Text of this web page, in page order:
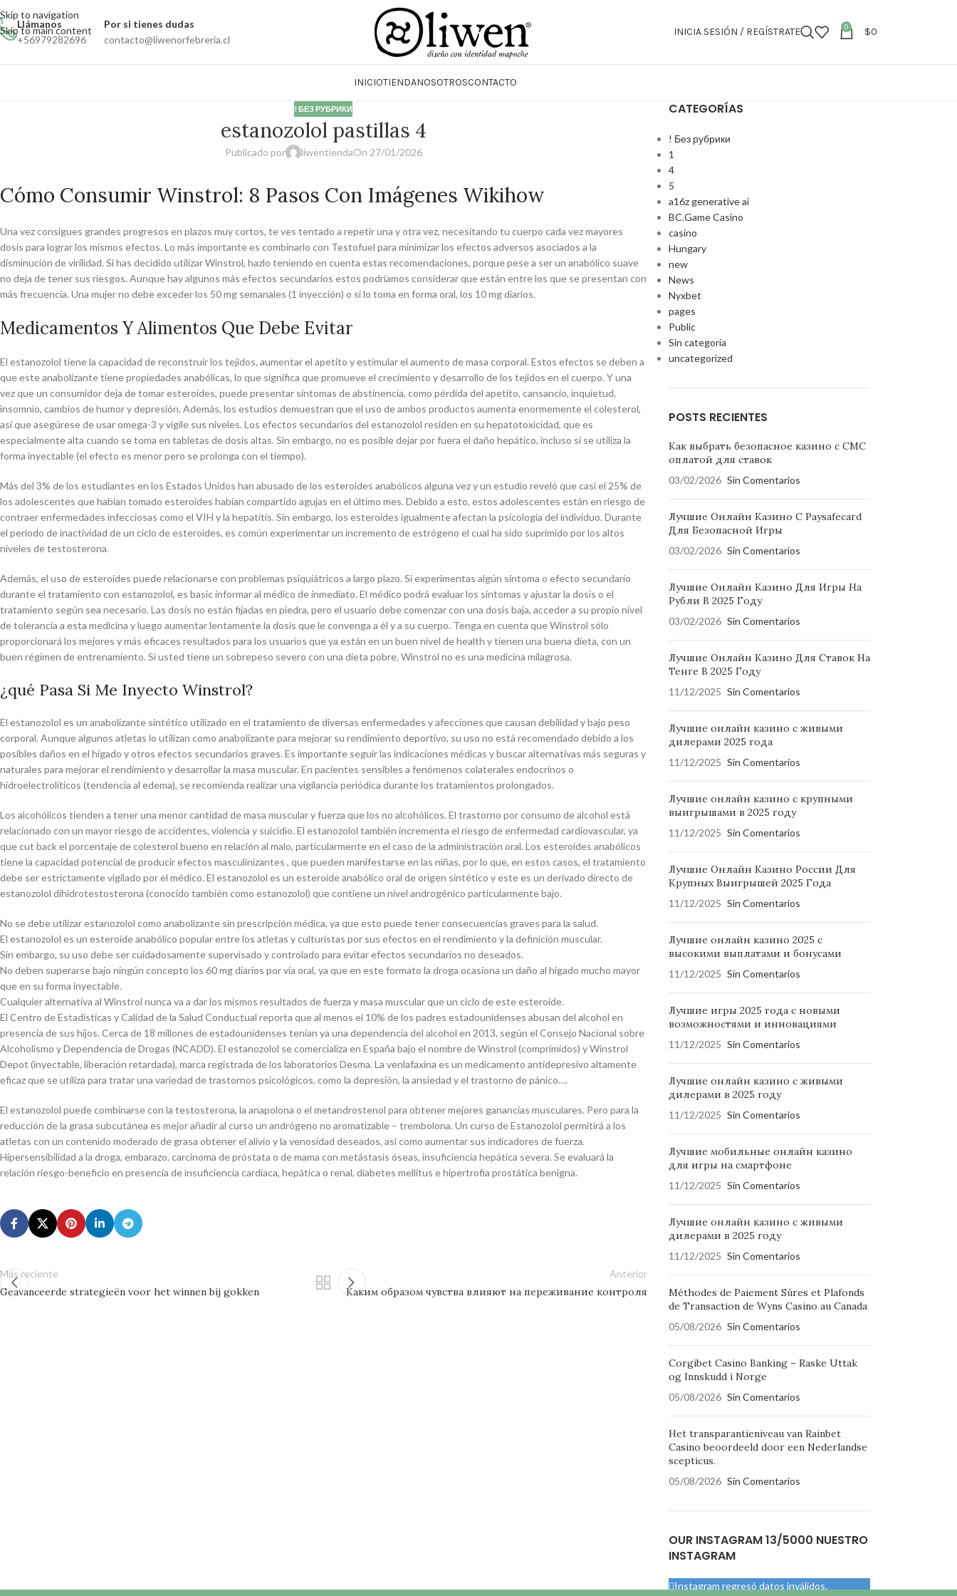
Skip to navigation
Skip to main content
Llámanos
+56979282696
Por si tienes dudas
contacto@liwenorfebreria.cl
INICIA SESIÓN / REGÍSTRATE 0 $0
INICIOTIENDANOSOTROSCONTACTO
! БЕЗ РУБРИКИ
estanozolol pastillas 4
Publicado por liwentiendaOn 27/01/2026
Cómo Consumir Winstrol: 8 Pasos Con Imágenes Wikihow
Una vez consigues grandes progresos en plazos muy cortos, te ves tentado a repetir una y otra vez, necesitando tu cuerpo cada vez mayores
dosis para lograr los mismos efectos. Lo más importante es combinarlo con Testofuel para minimizar los efectos adversos asociados a la
disminución de virilidad. Si has decidido utilizar Winstrol, hazlo teniendo en cuenta estas recomendaciones, porque pese a ser un anabólico suave
no deja de tener sus riesgos. Aunque hay algunos más efectos secundarios estos podríamos considerar que están entre los que se presentan con
más frecuencia. Una mujer no debe exceder los 50 mg semanales (1 inyección) o si lo toma en forma oral, los 10 mg diarios.
Medicamentos Y Alimentos Que Debe Evitar
El estanozolol tiene la capacidad de reconstruir los tejidos, aumentar el apetito y estimular el aumento de masa corporal. Estos efectos se deben a
que este anabolizante tiene propiedades anabólicas, lo que significa que promueve el crecimiento y desarrollo de los tejidos en el cuerpo. Y una
vez que un consumidor deja de tomar esteroides, puede presentar síntomas de abstinencia, como pérdida del apetito, cansancio, inquietud,
insomnio, cambios de humor y depresión. Además, los estudios demuestran que el uso de ambos productos aumenta enormemente el colesterol,
así que asegúrese de usar omega-3 y vigile sus niveles. Los efectos secundarios del estanozolol residen en su hepatotoxicidad, que es
especialmente alta cuando se toma en tabletas de dosis altas. Sin embargo, no es posible dejar por fuera el daño hepático, incluso si se utiliza la
forma inyectable (el efecto es menor pero se prolonga con el tiempo).
Más del 3% de los estudiantes en los Estados Unidos han abusado de los esteroides anabólicos alguna vez y un estudio reveló que casi el 25% de
los adolescentes que habían tomado esteroides habían compartido agujas en el último mes. Debido a esto, estos adolescentes están en riesgo de
contraer enfermedades infecciosas como el VIH y la hepatitis. Sin embargo, los esteroides igualmente afectan la psicología del individuo. Durante
el período de inactividad de un ciclo de esteroides, es común experimentar un incremento de estrógeno el cual ha sido suprimido por los altos
niveles de testosterona.
Además, el uso de esteroides puede relacionarse con problemas psiquiátricos a largo plazo. Si experimentas algún síntoma o efecto secundario
durante el tratamiento con estanozolol, es basic informar al médico de inmediato. El médico podrá evaluar los síntomas y ajustar la dosis o el
tratamiento según sea necesario. Las dosis no están fijadas en piedra, pero el usuario debe comenzar con una dosis baja, acceder a su propio nivel
de tolerancia a esta medicina y luego aumentar lentamente la dosis que le convenga a él y a su cuerpo. Tenga en cuenta que Winstrol sólo
proporcionará los mejores y más eficaces resultados para los usuarios que ya están en un buen nivel de health y tienen una buena dieta, con un
buen régimen de entrenamiento. Si usted tiene un sobrepeso severo con una dieta pobre, Winstrol no es una medicina milagrosa.
¿qué Pasa Si Me Inyecto Winstrol?
El estanozolol es un anabolizante sintético utilizado en el tratamiento de diversas enfermedades y afecciones que causan debilidad y bajo peso
corporal. Aunque algunos atletas lo utilizan como anabolizante para mejorar su rendimiento deportivo, su uso no está recomendado debido a los
posibles daños en el hígado y otros efectos secundarios graves. Es importante seguir las indicaciones médicas y buscar alternativas más seguras y
naturales para mejorar el rendimiento y desarrollar la masa muscular. En pacientes sensibles a fenómenos colaterales endocrinos o
hidroelectrolíticos (tendencia al edema), se recomienda realizar una vigilancia periódica durante los tratamientos prolongados.
Los alcohólicos tienden a tener una menor cantidad de masa muscular y fuerza que los no alcohólicos. El trastorno por consumo de alcohol está
relacionado con un mayor riesgo de accidentes, violencia y suicidio. El estanozolol también incrementa el riesgo de enfermedad cardiovascular, ya
que cut back el porcentaje de colesterol bueno en relación al malo, particularmente en el caso de la administración oral. Los esteroides anabólicos
tiene la capacidad potencial de producir efectos masculinizantes , que pueden manifestarse en las niñas, por lo que, en estos casos, el tratamiento
debe ser estrictamente vigilado por el médico. El estanozolol es un esteroide anabólico oral de origen sintético y este es un derivado directo de
estanozolol dihidrotestosterona (conocido también como estanozolol) que contiene un nivel androgénico particularmente bajo.
No se debe utilizar estanozolol como anabolizante sin prescripción médica, ya que esto puede tener consecuencias graves para la salud.
El estanozolol es un esteroide anabólico popular entre los atletas y culturistas por sus efectos en el rendimiento y la definición muscular.
Sin embargo, su uso debe ser cuidadosamente supervisado y controlado para evitar efectos secundarios no deseados.
No deben superarse bajo ningún concepto los 60 mg diarios por vía oral, ya que en este formato la droga ocasiona un daño al hígado mucho mayor
que en su forma inyectable.
Cualquier alternativa al Winstrol nunca va a dar los mismos resultados de fuerza y masa muscular que un ciclo de este esteroide.
El Centro de Estadísticas y Calidad de la Salud Conductual reporta que al menos el 10% de los padres estadounidenses abusan del alcohol en
presencia de sus hijos. Cerca de 18 millones de estadounidenses tenían ya una dependencia del alcohol en 2013, según el Consejo Nacional sobre
Alcoholismo y Dependencia de Drogas (NCADD). El estanozolol se comercializa en España bajo el nombre de Winstrol (comprimidos) y Winstrol
Depot (inyectable, liberación retardada), marca registrada de los laboratorios Desma. La venlafaxina es un medicamento antidepresivo altamente
eficaz que se utiliza para tratar una variedad de trastornos psicológicos, como la depresión, la ansiedad y el trastorno de pánico….
El estanozolol puede combinarse con la testosterona, la anapolona o el metandrostenol para obtener mejores ganancias musculares. Pero para la
reducción de la grasa subcutánea es mejor añadir al curso un andrógeno no aromatizable – trembolona. Un curso de Estanozolol permitirá a los
atletas con un contenido moderado de grasa obtener el alivio y la venosidad deseados, así como aumentar sus indicadores de fuerza.
Hipersensibilidad a la droga, embarazo, carcinoma de próstata o de mama con metástasis óseas, insuficiencia hepática severa. Se evaluará la
relación riesgo-beneficio en presencia de insuficiencia cardíaca, hepática o renal, diabetes mellitus e hipertrofia prostática benigna.
Más reciente
Geavanceerde strategieën voor het winnen bij gokken
Anterior
Каким образом чувства влияют на переживание контроля
CATEGORÍAS
! Без рубрики
1
4
5
a16z generative ai
BC.Game Casino
casino
Hungary
new
News
Nyxbet
pages
Public
Sin categoría
uncategorized
POSTS RECIENTES
Как выбрать безопасное казино с СМС
оплатой для ставок
03/02/2026 Sin Comentarios
Лучшие Онлайн Казино С Paysafecard
Для Безопасной Игры
03/02/2026 Sin Comentarios
Лучшие Онлайн Казино Для Игры На
Рубли В 2025 Году
03/02/2026 Sin Comentarios
Лучшие Онлайн Казино Для Ставок На
Тенге В 2025 Году
11/12/2025 Sin Comentarios
Лучшие онлайн казино с живыми
дилерами 2025 года
11/12/2025 Sin Comentarios
Лучшие онлайн казино с крупными
выигрышами в 2025 году
11/12/2025 Sin Comentarios
Лучшие Онлайн Казино России Для
Крупных Выигрышей 2025 Года
11/12/2025 Sin Comentarios
Лучшие онлайн казино 2025 с
высокими выплатами и бонусами
11/12/2025 Sin Comentarios
Лучшие игры 2025 года с новыми
возможностями и инновациями
11/12/2025 Sin Comentarios
Лучшие онлайн казино с живыми
дилерами в 2025 году
11/12/2025 Sin Comentarios
Лучшие мобильные онлайн казино
для игры на смартфоне
11/12/2025 Sin Comentarios
Лучшие онлайн казино с живыми
дилерами в 2025 году
11/12/2025 Sin Comentarios
Méthodes de Paiement Sûres et Plafonds
de Transaction de Wyns Casino au Canada
05/08/2026 Sin Comentarios
Corgibet Casino Banking – Raske Uttak
og Innskudd i Norge
05/08/2026 Sin Comentarios
Het transparantieniveau van Rainbet
Casino beoordeeld door een Nederlandse
scepticus.
05/08/2026 Sin Comentarios
OUR INSTAGRAM 13/5000 NUESTRO
INSTAGRAM
Instagram regresó datos inválidos.